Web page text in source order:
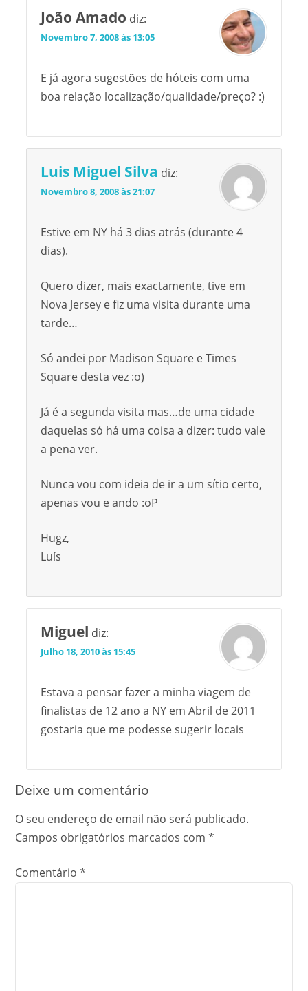
João Amado diz:
Novembro 7, 2008 às 13:05
E já agora sugestões de hóteis com uma
boa relação localização/qualidade/preço? :)
Luis Miguel Silva diz:
Novembro 8, 2008 às 21:07
Estive em NY há 3 dias atrás (durante 4
dias).
Quero dizer, mais exactamente, tive em
Nova Jersey e fiz uma visita durante uma
tarde…
Só andei por Madison Square e Times
Square desta vez :o)
Já é a segunda visita mas…de uma cidade
daquelas só há uma coisa a dizer: tudo vale
a pena ver.
Nunca vou com ideia de ir a um sítio certo,
apenas vou e ando :oP
Hugz,
Luís
Miguel diz:
Julho 18, 2010 às 15:45
Estava a pensar fazer a minha viagem de
finalistas de 12 ano a NY em Abril de 2011
gostaria que me podesse sugerir locais
Deixe um comentário
O seu endereço de email não será publicado.
Campos obrigatórios marcados com*
Comentário*